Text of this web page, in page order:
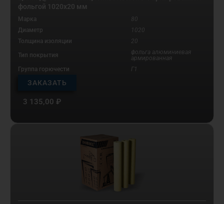
фольгой 1020х20 мм
Марка
80
Диаметр
1020
Толщина изоляции
20
Тип покрытия
фольга алюминиевая
армированная
Группа горючести
Г1
ЗАКАЗАТЬ
3 135,00 ₽